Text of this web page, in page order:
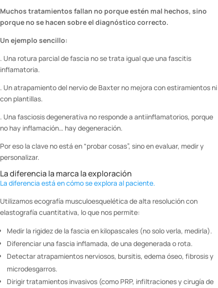
Muchos tratamientos fallan no porque estén mal hechos, sino
porque no se hacen sobre el diagnóstico correcto.
Un ejemplo sencillo:
. Una rotura parcial de fascia no se trata igual que una fascitis
inflamatoria.
. Un atrapamiento del nervio de Baxter no mejora con estiramientos ni
con plantillas.
. Una fasciosis degenerativa no responde a antiinflamatorios, porque
no hay inflamación… hay degeneración.
Por eso la clave no está en “probar cosas”, sino en evaluar, medir y
personalizar.
La diferencia la marca la exploración
La diferencia está en cómo se explora al paciente.
Utilizamos ecografía musculoesquelética de alta resolución con
elastografía cuantitativa, lo que nos permite:
Medir la rigidez de la fascia en kilopascales (no solo verla, medirla).
Diferenciar una fascia inflamada, de una degenerada o rota.
Detectar atrapamientos nerviosos, bursitis, edema óseo, fibrosis y
microdesgarros.
Dirigir tratamientos invasivos (como PRP, infiltraciones y cirugía de